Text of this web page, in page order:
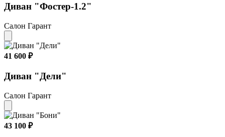
Диван "Фостер-1.2"
Салон Гарант
41 600 ₽
Диван "Дели"
Салон Гарант
43 100 ₽